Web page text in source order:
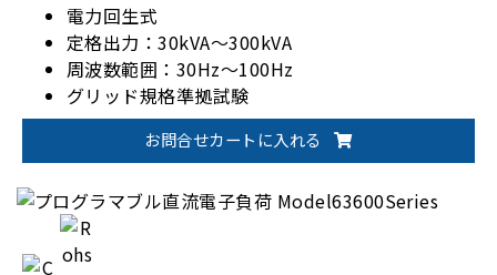
電力回生式
定格出力：30kVA～300kVA
周波数範囲：30Hz～100Hz
グリッド規格準拠試験
お問合せカートに入れる